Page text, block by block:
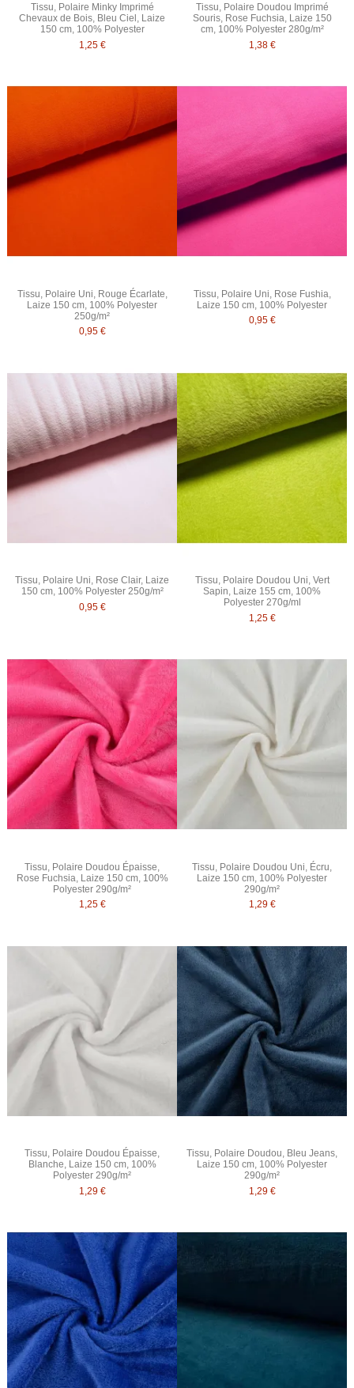
Tissu, Polaire Minky Imprimé
Chevaux de Bois, Bleu Ciel, Laize
150 cm, 100% Polyester
1,25 €
Tissu, Polaire Doudou Imprimé
Souris, Rose Fuchsia, Laize 150
cm, 100% Polyester 280g/m²
1,38 €
Tissu, Polaire Uni, Rouge Écarlate,
Laize 150 cm, 100% Polyester
250g/m²
0,95 €
Tissu, Polaire Uni, Rose Fushia,
Laize 150 cm, 100% Polyester
0,95 €
Tissu, Polaire Uni, Rose Clair, Laize
150 cm, 100% Polyester 250g/m²
0,95 €
Tissu, Polaire Doudou Uni, Vert
Sapin, Laize 155 cm, 100%
Polyester 270g/ml
1,25 €
Tissu, Polaire Doudou Épaisse,
Rose Fuchsia, Laize 150 cm, 100%
Polyester 290g/m²
1,25 €
Tissu, Polaire Doudou Uni, Écru,
Laize 150 cm, 100% Polyester
290g/m²
1,29 €
Tissu, Polaire Doudou Épaisse,
Blanche, Laize 150 cm, 100%
Polyester 290g/m²
1,29 €
Tissu, Polaire Doudou, Bleu Jeans,
Laize 150 cm, 100% Polyester
290g/m²
1,29 €